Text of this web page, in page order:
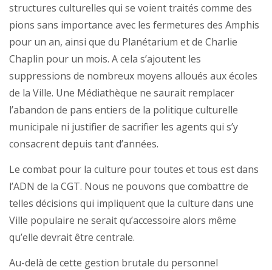
structures culturelles qui se voient traités comme des
pions sans importance avec les fermetures des Amphis
pour un an, ainsi que du Planétarium et de Charlie
Chaplin pour un mois. A cela s’ajoutent les
suppressions de nombreux moyens alloués aux écoles
de la Ville. Une Médiathèque ne saurait remplacer
l’abandon de pans entiers de la politique culturelle
municipale ni justifier de sacrifier les agents qui s’y
consacrent depuis tant d’années.
Le combat pour la culture pour toutes et tous est dans
l’ADN de la CGT. Nous ne pouvons que combattre de
telles décisions qui impliquent que la culture dans une
Ville populaire ne serait qu’accessoire alors même
qu’elle devrait être centrale.
Au-delà de cette gestion brutale du personnel